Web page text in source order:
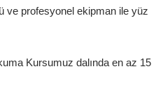
ve profesyonel ekipman ile yüz
Kursumuz dalında en az 15